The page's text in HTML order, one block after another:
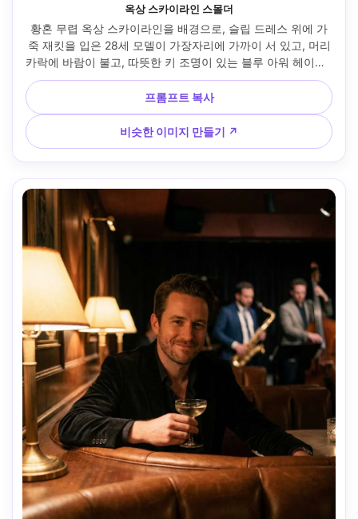
옥상 스카이라인 스몰더
황혼 무렵 옥상 스카이라인을 배경으로, 슬립 드레스 위에 가
죽 재킷을 입은 28세 모델이 가장자리에 가까이 서 있고, 머리
카락에 바람이 불고, 따뜻한 키 조명이 있는 블루 아워 헤이즈,
85mm f/1.4 얕은 깊이, 3/4 초상화, 영화 같은 자신감 분위기,
사실적인 피부와 머리카락 디테일, 미묘한 필름 그레인 질감,
날카로운 초점 --ar 4:5
프롬프트 복사
비슷한 이미지 만들기 ↗